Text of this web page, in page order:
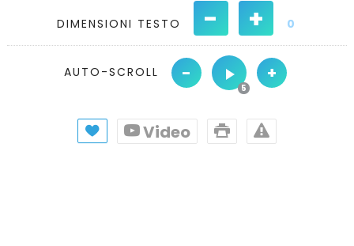
DIMENSIONI TESTO - + 0
AUTO-SCROLL - +
Video